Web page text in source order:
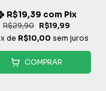
R$29,90 R$19,99
R$19,39 com Pix
x de R$10,00 sem juros
COMPRAR